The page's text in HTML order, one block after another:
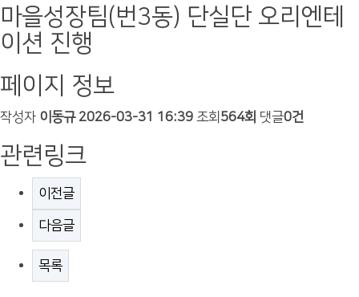
마을성장팀(번3동) 단실단 오리엔테
이션 진행
페이지 정보
작성자 이동규 2026-03-31 16:39 조회 564회 댓글0건
관련링크
이전글
다음글
목록